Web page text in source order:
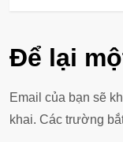
u
h
ư
Để lại
Email của bạn sẽ
khai. Các trường